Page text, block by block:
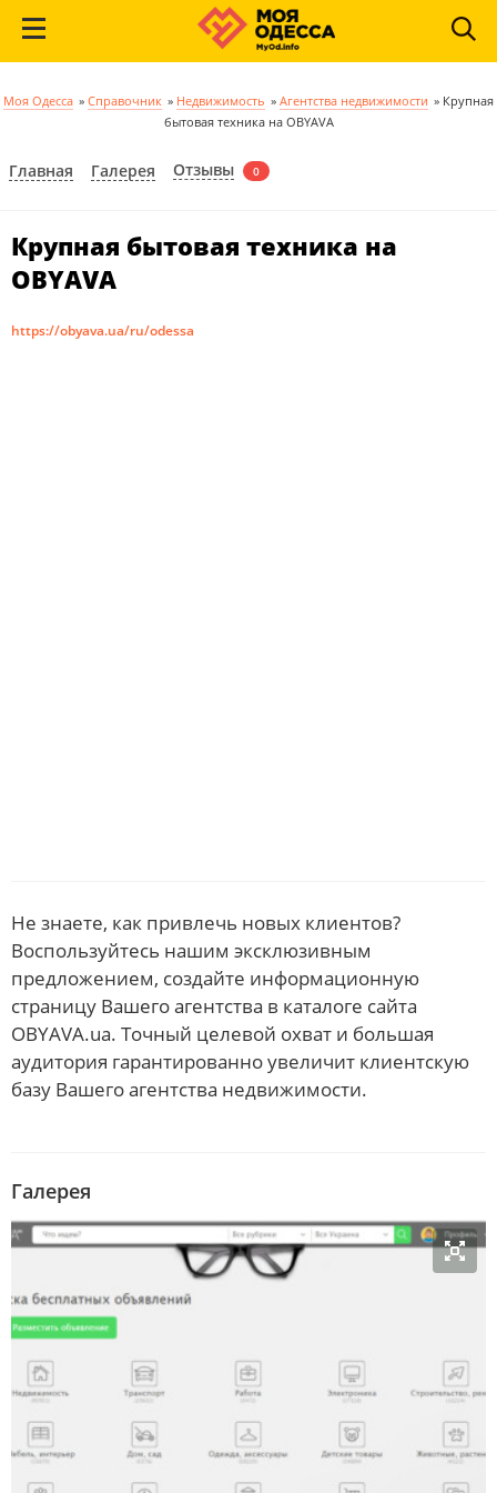
Моя Одесса » Справочник » Недвижимость » Агентства недвижимости » Крупная
бытовая техника на OBYAVA
Главная Галерея Отзывы 0
Крупная бытовая техника на
OBYAVA
https://obyava.ua/ru/odessa
Не знаете, как привлечь новых клиентов?
Воспользуйтесь нашим эксклюзивным
предложением, создайте информационную
страницу Вашего агентства в каталоге сайта
OBYAVA.ua. Точный целевой охват и большая
аудитория гарантированно увеличит клиентскую
базу Вашего агентства недвижимости.
Галерея